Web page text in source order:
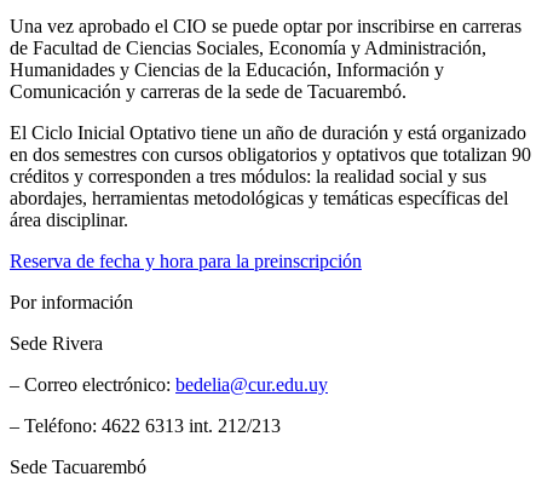
Una vez aprobado el CIO se puede optar por inscribirse en carreras
de Facultad de Ciencias Sociales, Economía y Administración,
Humanidades y Ciencias de la Educación, Información y
Comunicación y carreras de la sede de Tacuarembó.
El Ciclo Inicial Optativo tiene un año de duración y está organizado
en dos semestres con cursos obligatorios y optativos que totalizan 90
créditos y corresponden a tres módulos: la realidad social y sus
abordajes, herramientas metodológicas y temáticas específicas del
área disciplinar.
Reserva de fecha y hora para la preinscripción
Por información
Sede Rivera
– Correo electrónico: bedelia@cur.edu.uy
– Teléfono: 4622 6313 int. 212/213
Sede Tacuarembó